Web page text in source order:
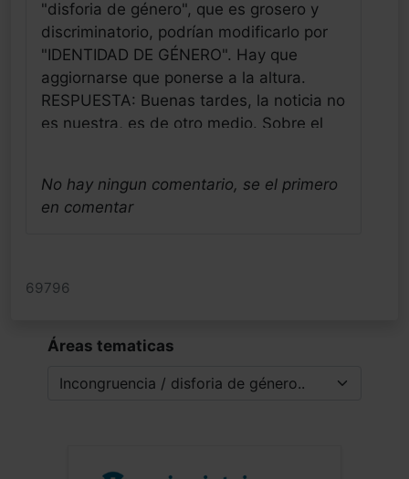
"disforia de género", que es grosero y
discriminatorio, podrían modificarlo por
"IDENTIDAD DE GÉNERO". Hay que
aggiornarse que ponerse a la altura.
RESPUESTA: Buenas tardes, la noticia no
es nuestra, es de otro medio. Sobre el
de la siguiente forma: Para la mayoría de
las personas, hay congruencia entre sexo
sujetos que tienen disforia de género
nacimiento y su identidad sexual. La
incongruencia de género o
disconformidad con el género en sí no se
No hay ningun comentario, se el primero
en comentar
69796
Áreas tematicas